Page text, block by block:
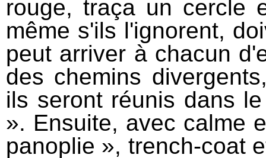
rouge, traça un cercle
même s'ils l'ignorent,
peut arriver à chacun
des chemins
ils seront réunis dans
». Ensuite, avec calme
panoplie », trench-coat